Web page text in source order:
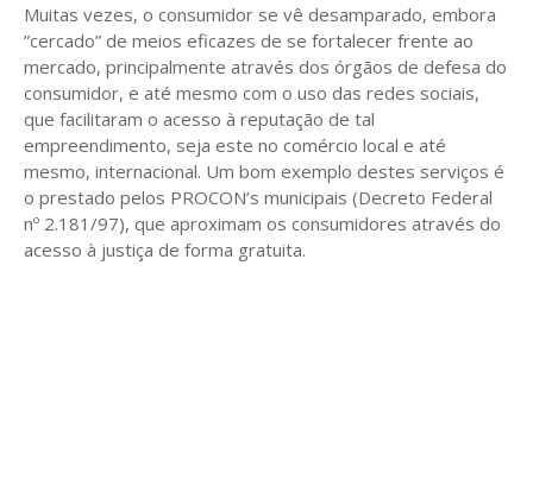
Muitas vezes, o consumidor se vê desamparado, embora
”cercado” de meios eficazes de se fortalecer frente ao
mercado, principalmente através dos órgãos de defesa do
consumidor, e até mesmo com o uso das redes sociais,
que facilitaram o acesso à reputação de tal
empreendimento, seja este no comércio local e até
mesmo, internacional. Um bom exemplo destes serviços é
o prestado pelos PROCON’s municipais (Decreto Federal
nº 2.181/97), que aproximam os consumidores através do
acesso à justiça de forma gratuita.